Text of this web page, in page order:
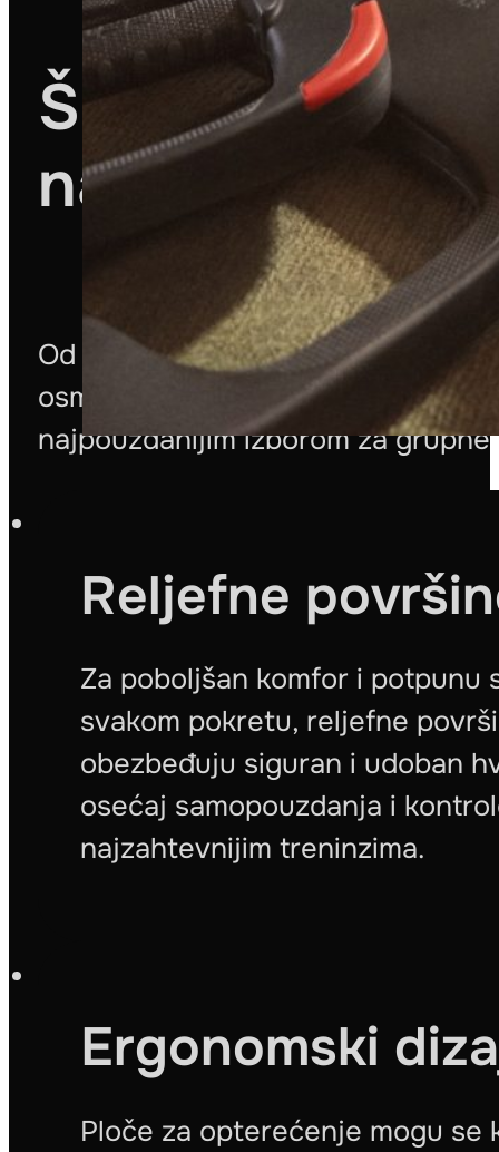
Šest razloga
najboljim
Od načina na koji leži u rukama
osmišljen da funkcioniše
najpouzdanijim izborom za
Reljefne
Za poboljšan komfor i potpunu
svakom pokretu, reljefne
obezbeđuju siguran i udoban
osećaj samopouzdanja i
najzahtevnijim treninzima.
Ergonomski
Ploče za opterećenje mogu se